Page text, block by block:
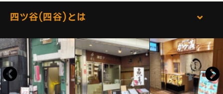
四ツ谷(四谷)とは